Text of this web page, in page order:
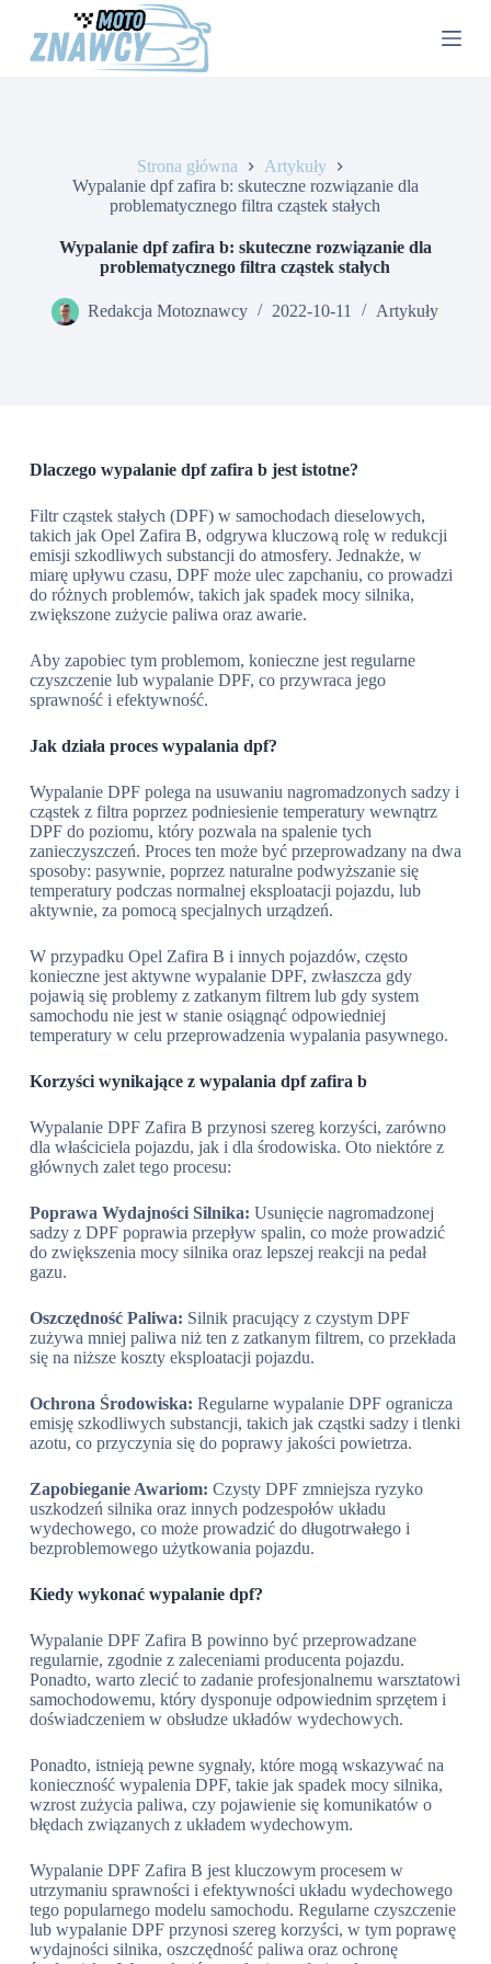
Strona główna
Artykuły
Wypalanie dpf zafira b: skuteczne rozwiązanie dla
problematycznego filtra cząstek stałych
Wypalanie dpf zafira b: skuteczne rozwiązanie dla
problematycznego filtra cząstek stałych
Redakcja Motoznawcy 2022-10-11 Artykuły
Dlaczego wypalanie dpf zafira b jest istotne?
Filtr cząstek stałych (DPF) w samochodach dieselowych,
takich jak Opel Zafira B, odgrywa kluczową rolę w redukcji
emisji szkodliwych substancji do atmosfery. Jednakże, w
miarę upływu czasu, DPF może ulec zapchaniu, co prowadzi
do różnych problemów, takich jak spadek mocy silnika,
zwiększone zużycie paliwa oraz awarie.
Aby zapobiec tym problemom, konieczne jest regularne
czyszczenie lub wypalanie DPF, co przywraca jego
sprawność i efektywność.
Jak działa proces wypalania dpf?
Wypalanie DPF polega na usuwaniu nagromadzonych sadzy i
cząstek z filtra poprzez podniesienie temperatury wewnątrz
DPF do poziomu, który pozwala na spalenie tych
zanieczyszczeń. Proces ten może być przeprowadzany na dwa
sposoby: pasywnie, poprzez naturalne podwyższanie się
temperatury podczas normalnej eksploatacji pojazdu, lub
aktywnie, za pomocą specjalnych urządzeń.
W przypadku Opel Zafira B i innych pojazdów, często
konieczne jest aktywne wypalanie DPF, zwłaszcza gdy
pojawią się problemy z zatkanym filtrem lub gdy system
samochodu nie jest w stanie osiągnąć odpowiedniej
temperatury w celu przeprowadzenia wypalania pasywnego.
Korzyści wynikające z wypalania dpf zafira b
Wypalanie DPF Zafira B przynosi szereg korzyści, zarówno
dla właściciela pojazdu, jak i dla środowiska. Oto niektóre z
głównych zalet tego procesu:
Poprawa Wydajności Silnika: Usunięcie nagromadzonej
sadzy z DPF poprawia przepływ spalin, co może prowadzić
do zwiększenia mocy silnika oraz lepszej reakcji na pedał
gazu.
Oszczędność Paliwa: Silnik pracujący z czystym DPF
zużywa mniej paliwa niż ten z zatkanym filtrem, co przekłada
się na niższe koszty eksploatacji pojazdu.
Ochrona Środowiska: Regularne wypalanie DPF ogranicza
emisję szkodliwych substancji, takich jak cząstki sadzy i tlenki
azotu, co przyczynia się do poprawy jakości powietrza.
Zapobieganie Awariom: Czysty DPF zmniejsza ryzyko
uszkodzeń silnika oraz innych podzespołów układu
wydechowego, co może prowadzić do długotrwałego i
bezproblemowego użytkowania pojazdu.
Kiedy wykonać wypalanie dpf?
Wypalanie DPF Zafira B powinno być przeprowadzane
regularnie, zgodnie z zaleceniami producenta pojazdu.
Ponadto, warto zlecić to zadanie profesjonalnemu warsztatowi
samochodowemu, który dysponuje odpowiednim sprzętem i
doświadczeniem w obsłudze układów wydechowych.
Ponadto, istnieją pewne sygnały, które mogą wskazywać na
konieczność wypalenia DPF, takie jak spadek mocy silnika,
wzrost zużycia paliwa, czy pojawienie się komunikatów o
błędach związanych z układem wydechowym.
Wypalanie DPF Zafira B jest kluczowym procesem w
utrzymaniu sprawności i efektywności układu wydechowego
tego popularnego modelu samochodu. Regularne czyszczenie
lub wypalanie DPF przynosi szereg korzyści, w tym poprawę
wydajności silnika, oszczędność paliwa oraz ochronę